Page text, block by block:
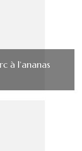
à l’ananas